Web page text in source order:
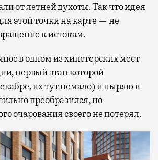
от летней духоты. Так что идея
этой точки на карте — не
к истокам.
в одном из хипстерских мест
первый этап которой
их тут немало) и ныряю в
преобразился, но
очарования своего не потерял.